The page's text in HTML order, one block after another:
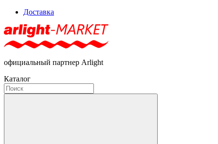
Доставка
официальный партнер Arlight
Каталог